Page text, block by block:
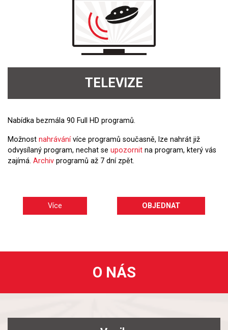
TELEVIZE
Nabídka bezmála 90 Full HD programů.
Možnost nahrávánívíce programů současně, lze nahrát již
odvysílaný program, nechat se upozornit na program, který vás
zajímá. Archiv programů až 7 dní zpět.
Více OBJEDNAT
O NÁS